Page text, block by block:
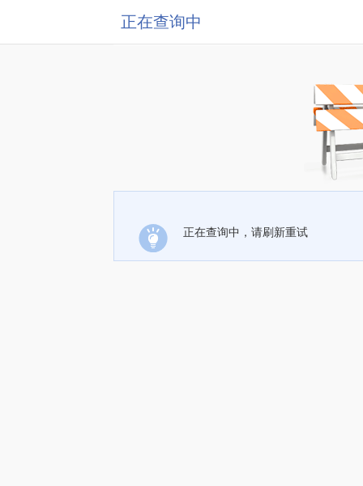
正在查询中
正在查询中，请刷新重试